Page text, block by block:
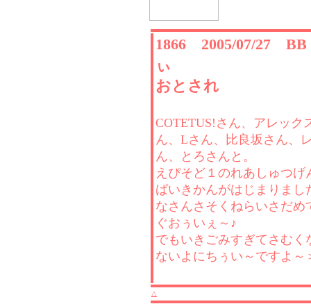
1866 2005/07/27
ぃ
おとされ
COTETUS!さん、アレック
ん、Lさん、比良坂さん、
ん、とろさんと。
えぴそど１のれあしゅつげ
ばいきかんがはじまりまし
なさんさそくねらいさだめ
ぐおぅいぇ～♪
でもいきごみすぎてさむく
ないよにちぅい～ですよ～
△